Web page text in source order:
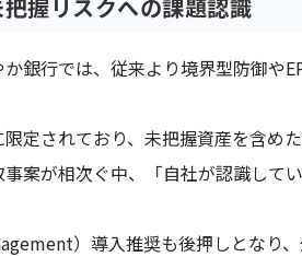
握リスクへの課題認識
銀行では、従来より境界型防御や
定されており、未把握資産を含め
案が相次ぐ中、「自社が認識して
）導入推奨も後押しとなり